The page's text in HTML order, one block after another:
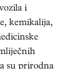
i
kemikalija,
su prirodna